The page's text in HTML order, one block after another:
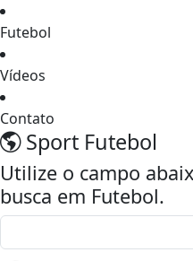
Futebol
Vídeos
Contato
Sport Futebol
Utilize o campo
busca em Futebol.